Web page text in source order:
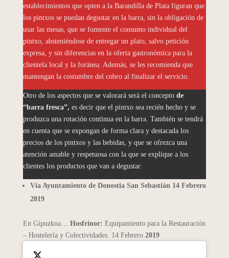
establecimientos que opten a la Barandilla de Plata figuran que
los pintxos se puedan degustar en la barra, sin la obligación de
usar las mesas, que se fomente el consumo individual del
pintxo, absteniéndose de entregar un plato, salvo petición
expresa, y sin diferencias en la oferta gastronómica para la
clientela local y la foránea. Además, se les recomienda que
mantengan la costumbre del cobro al finalizar el servicio.
Otro de los aspectos que se valorará será el concepto de
“barra fresca”, es decir que el pintxo sea recién hecho y se
produzca una rotación continua en la barra. También se tendrá
en cuenta que se expongan de forma clara y destacada los
precios de los pintxos y las bebidas, y que se ofrezca una
atención amable y respetuosa con la que se explique a los
clientes los productos que van a degustar.
Vía Ayuntamiento de Donostia San Sebastián 14 Febrero
2019
En Gipuzkoa… Hosfrinor: Equipamiento para la Restauración
– Hostelería y Colectividades. 14 Febrero 2019